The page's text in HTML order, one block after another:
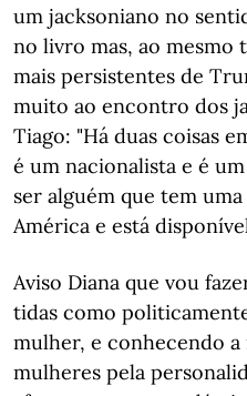
um jacksoniano no
no livro mas, ao mesmo
mais persistentes de
muito ao encontro dos
Tiago: "Há duas coisas
é um nacionalista e é
ser alguém que tem
América e está
Aviso Diana que vou
tidas como
mulher, e conhecendo
mulheres pela